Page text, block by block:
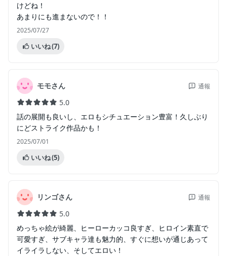
けどね！
あまりにも進まないので！！
2025/07/27
いいね(7)
モモさん 通報
5.0
話の展開も良いし、エロもシチュエーション豊富！久しぶり
にどストライク作品かも！
2025/07/01
いいね(5)
リンゴさん 通報
5.0
めっちゃ絵が綺麗、ヒーローカッコ良すぎ、ヒロイン素直で
可愛すぎ、サブキャラ達も魅力的、すぐに想いが通じあって
イライラしない、そしてエロい！